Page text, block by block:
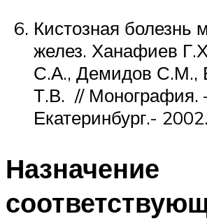
Кистозная болезнь
желез. Ханафиев
С.А., Демидов С.М.,
Т.В. // Монография.
Екатеринбург.- 2002.
Назначение